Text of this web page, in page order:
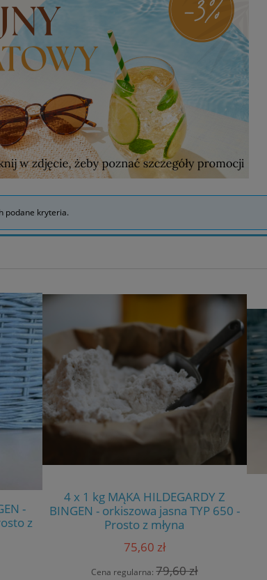
podane kryteria.
-
z
4 x 1 kg MĄKA HILDEGARDY Z
BINGEN - orkiszowa jasna TYP 650 -
Prosto z młyna
75,60 zł
Cena regularna:79,60 zł